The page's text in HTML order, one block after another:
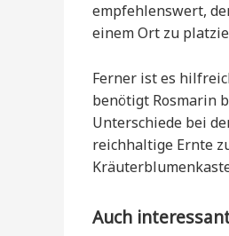
empfehlenswert,
einem Ort zu
Ferner ist es
benötigt Rosmarin
Unterschiede bei
reichhaltige Ernte
Auch